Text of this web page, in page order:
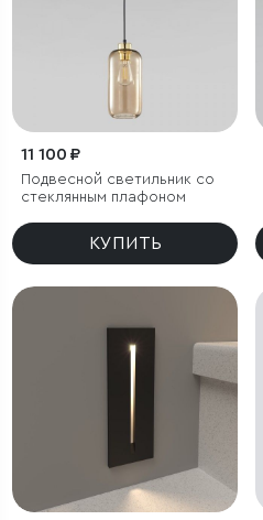
11 100 ₽
Подвесной светильник со
стеклянным плафоном
КУПИТЬ